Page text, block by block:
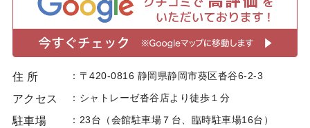
住 所 〒420-0816 静岡県静岡市葵区沓谷6-2-3
アクセス シャトレーゼ沓谷店より徒歩１分
駐車場 23台（会館駐車場７台、臨時駐車場16台）